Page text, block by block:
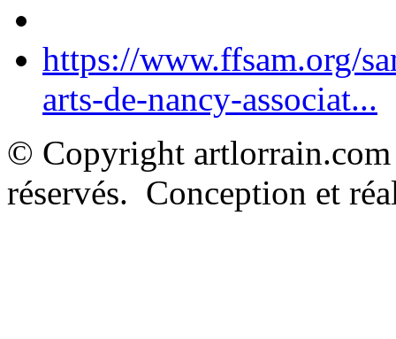
https://www.ffsam.org/
arts-de-nancy-associat...
© Copyright
réservés. Conception et